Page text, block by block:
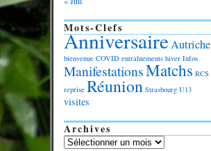
Mots-Clefs
AnniversaireAutriche
bienvenue COVID entraînements hiver Infos
ManifestationsMatchs RCS
reprise Réunion Strasbourg U13
visites
Archives